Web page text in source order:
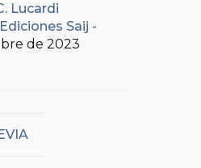
Lucardi
Ediciones Saij -
de 2023